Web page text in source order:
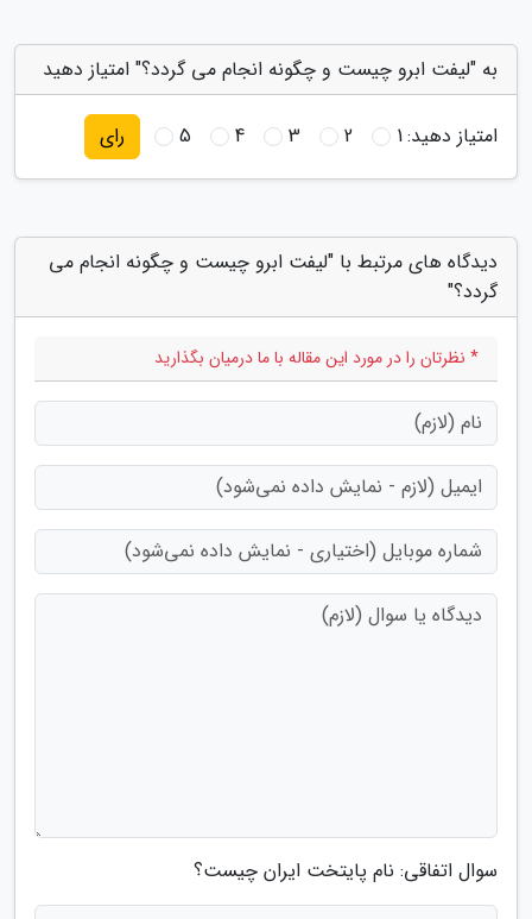
به "لیفت ابرو چیست و چگونه انجام می گردد؟" امتیاز دهید
امتیاز دهید:1
2
3
4
5 رای
دیدگاه های مرتبط با "لیفت ابرو چیست و چگونه انجام می
گردد؟"
* نظرتان را در مورد این مقاله با ما درمیان بگذارید
سوال اتفاقی: نام پایتخت ایران چیست؟